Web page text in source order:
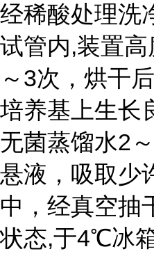
经稀酸处理洗
试管内,装置
～3次，烘干
培养基上生长
无菌蒸馏水2
悬液，吸取少
中，经真空抽
状态,于4℃冰